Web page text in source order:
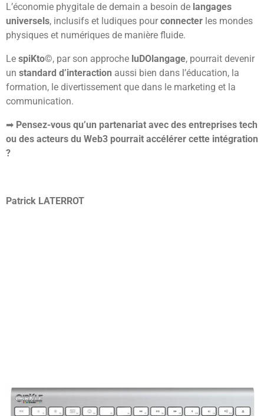
L’économie phygitale de demain a besoin de langages
universels, inclusifs et ludiques pourconnecter les mondes
physiques et numériques de manière fluide.
Le spiKto©, par son approche luDOlangage, pourrait devenir
un standard d’interaction aussi bien dans l’éducation, la
formation, le divertissement que dans le marketing et la
communication.
➡ Pensez-vous qu’un partenariat avec des entreprises tech
ou des acteurs du Web3 pourrait accélérer cette intégration
?
Patrick LATERROT